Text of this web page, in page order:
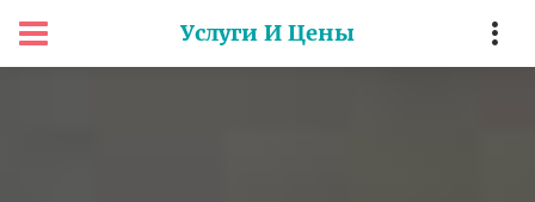
Услуги И Цены